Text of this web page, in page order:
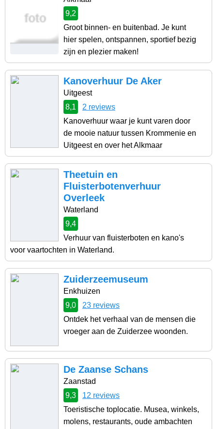
9,2
Groot binnen- en buitenbad. Je kunt
hier spelen, ontspannen, sportief bezig
zijn en plezier maken!
Kanoverhuur De Aker
Uitgeest
8,1
2 reviews
Kanoverhuur waar je kunt varen door
de mooie natuur tussen Krommenie en
Uitgeest en over het Alkmaar
Theetuin en
Fluisterbotenverhuur
Overleek
Waterland
9,4
Verhuur van fluisterboten en kano's
voor vaartochten in Waterland.
Zuiderzeemuseum
Enkhuizen
9,0
23 reviews
Ontdek het verhaal van de mensen die
vroeger aan de Zuiderzee woonden.
De Zaanse Schans
Zaanstad
9,3
12 reviews
Toeristische toplocatie. Musea, winkels,
molens, restaurants, oude ambachten